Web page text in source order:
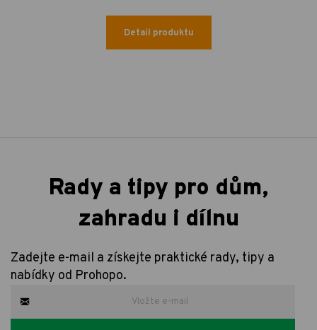
Detail produktu
Rady a tipy pro dům,
zahradu i dílnu
Zadejte e-mail a získejte praktické rady, tipy a
nabídky od Prohopo.